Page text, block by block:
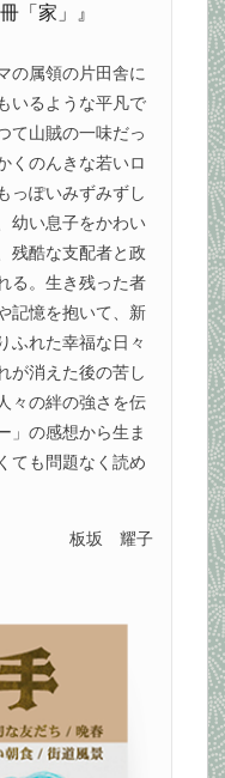
「家」』
の属領の片田舎に
いるような平凡で
て山賊の一味だっ
くのんきな若いロ
っぽいみずみずし
幼い息子をかわい
残酷な支配者と政
る。生き残った者
記憶を抱いて、新
ふれた幸福な日々
が消えた後の苦し
々の絆の強さを伝
」の感想から生ま
ても問題なく読め
板坂 耀子